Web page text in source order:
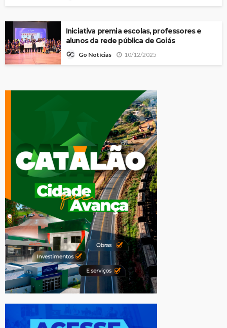
Iniciativa premia escolas, professores e
alunos da rede pública de Goiás
Go Notícias 10/12/2025